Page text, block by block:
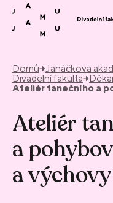
Přeskočit na obsah
Domů Janáčkova
Divadelní fakulta
Ateliér tanečního a
Ateliér
a
a výchovy